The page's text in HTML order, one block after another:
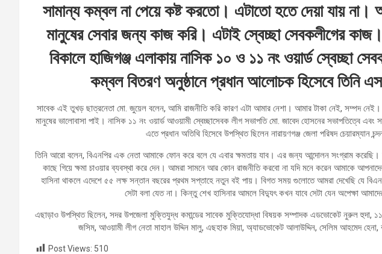
সামান্য কম্বল না পেয়ে কষ্ট করতো। এটাতো হতে দেয়া যায় না।
মানুষের সেবার জন্য কাজ করি। এটাই স্বেচ্ছা সেবকলীগের
বিকালে হাজিগঞ্জ এলাকায় নাসিক ১০ ও ১১ নং ওয়ার্ড স্বেচ্ছা
কম্বল বিতরণ অনুষ্ঠানে প্রধান আলোচক হিসেবে তিনি
সাবেক এই তুখড় ছাত্রনেতা মো. জুয়েল বলেন, আমি রাজনীতি করি কারণ এটা আমার নেশা। আমার টাকা নেই, সম্পদ
মানুষের ভালোবাসা পাই। নাসিক ১১ নং ওয়ার্ড আওয়ামী স্বেচ্ছাসেবক লীগ সভাপতি মো. জাবেদ হোসনের সভাপতিত্বে এবং
এতে প্রধান অতিথি হিসেবে উপস্থিত ছিলেন নারায়ণগঞ্জ জেলা পরিষদ চেয়ারম্যান
তিনি আরো বলেন, বিএনপির এক নেতা আমাকে ফোন করে বলে যে এবার ক্ষমতায় যাব। এর জন্য আন্দোলন সংগ্রাম
কাছে গিয়ে ক্ষমা চাওয়ার ব্যবস্থা করে দেন। আমরা সামনে আর কোন রাজনীতি করবো না যদি মনে করেন আমাকে
হাসিনা থাকলে এদেশে ৫৫ লক্ষ সন্তান বছরের প্রথম সপ্তাহে নতুন বই পায়। বিগত সময় গুলোতে আমরা দেখেছি যে
সেটা বলা যেত না। কিন্তু শেখ হাসিনার আমলে বিদ্যুৎ কখন যাবে সেটা যেন অপেক্ষা
এছাড়াও উপস্থিত ছিলেন, সদর উপজেলা মুক্তিযুদ্ধ কমান্ডের সাবেক মুক্তিযোদ্ধা বিষয়ক সম্পাদক এডভোকেট নুরুল হুদা,
জসিম, আওয়ামী লীগ নেতা মাহাল উদ্দিন মালু, এছহাক মিয়া, অ্যাডভোকেট আলাউদ্দিন, সেলিম আহমেদ
Post Views: 510